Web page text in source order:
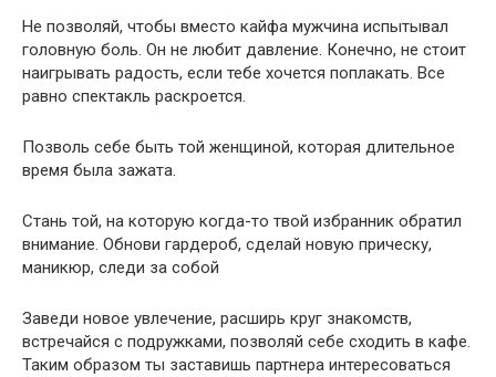
Не позволяй, чтобы вместо кайфа мужчина испытывал
головную боль. Он не любит давление. Конечно, не стоит
наигрывать радость, если тебе хочется поплакать. Все
равно спектакль раскроется.
Позволь себе быть той женщиной, которая длительное
время была зажата.
Стань той, на которую когда-то твой избранник обратил
внимание. Обнови гардероб, сделай новую прическу,
маникюр, следи за собой
Заведи новое увлечение, расширь круг знакомств,
встречайся с подружками, позволяй себе сходить в кафе.
Таким образом ты заставишь партнера интересоваться